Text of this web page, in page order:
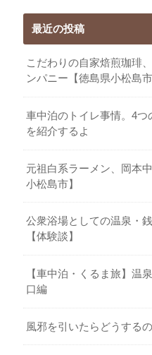
最近の投稿
こだわりの自家焙煎珈琲
ンパニー【徳島県小松島市
車中泊のトイレ事情。4つ
を紹介するよ
元祖白系ラーメン、岡本
小松島市】
公衆浴場としての温泉・
【体験談】
【車中泊・くるま旅】温
口編
風邪を引いたらどうする